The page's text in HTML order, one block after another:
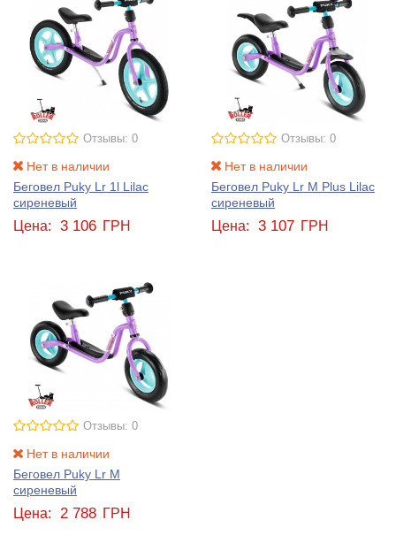
Отзывы: 0
Нет в наличии
Беговел Puky Lr 1l Lilac
сиреневый
Цена: 3 106 ГРН
Отзывы: 0
Нет в наличии
Беговел Puky Lr M Plus Lilac
сиреневый
Цена: 3 107 ГРН
Отзывы: 0
Нет в наличии
Беговел Puky Lr M
сиреневый
Цена: 2 788 ГРН